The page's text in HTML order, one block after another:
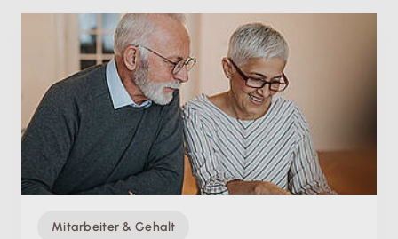
Mitarbeiter & Gehalt